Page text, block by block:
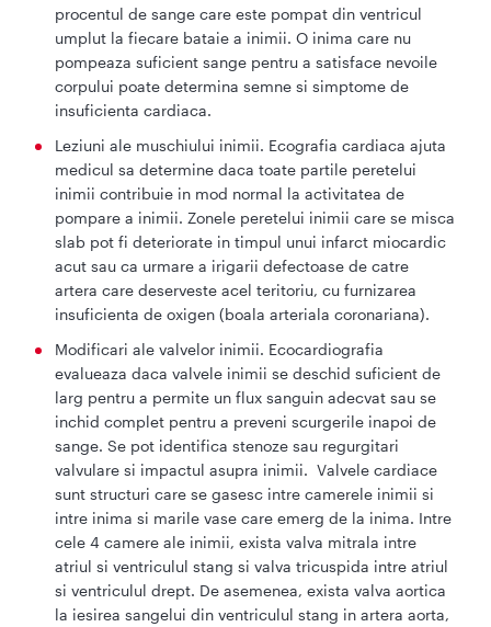
procentul de sange care este pompat din ventricul
umplut la fiecare bataie a inimii. O inima care nu
pompeaza suficient sange pentru a satisface nevoile
corpului poate determina semne si simptome de
insuficienta cardiaca.
Leziuni ale muschiului inimii. Ecografia cardiaca ajuta
medicul sa determine daca toate partile peretelui
inimii contribuie in mod normal la activitatea de
pompare a inimii. Zonele peretelui inimii care se misca
slab pot fi deteriorate in timpul unui infarct miocardic
acut sau ca urmare a irigarii defectoase de catre
artera care deserveste acel teritoriu, cu furnizarea
insuficienta de oxigen (boala arteriala coronariana).
Modificari ale valvelor inimii. Ecocardiografia
evalueaza daca valvele inimii se deschid suficient de
larg pentru a permite un flux sanguin adecvat sau se
inchid complet pentru a preveni scurgerile inapoi de
sange. Se pot identifica stenoze sau regurgitari
valvulare si impactul asupra inimii. Valvele cardiace
sunt structuri care se gasesc intre camerele inimii si
intre inima si marile vase care emerg de la inima. Intre
cele 4 camere ale inimii, exista valva mitrala intre
atriul si ventriculul stang si valva tricuspida intre atriul
si ventriculul drept. De asemenea, exista valva aortica
la iesirea sangelui din ventriculul stang in artera aorta,